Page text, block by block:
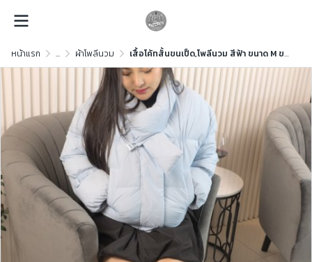
หน้าแรก ... ผ้าโพลีนวม เสื้อโค้ทสั้นขนเป็ด,โพลีนวม สีฟ้า ขนาด M ขนเป็ด,โพลีนวม สีฟ้า ขนาด M ขนเป็ด,โพลีนวม สีฟ้า ขนาด M